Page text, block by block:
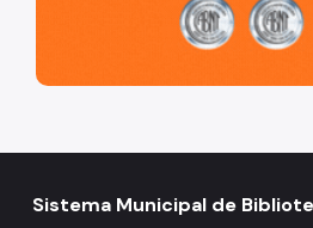
Sistema Municipal de